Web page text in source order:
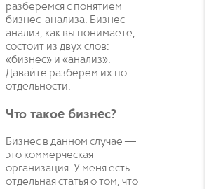
разберемся с понятием
бизнес-анализа. Бизнес-
анализ, как вы понимаете,
состоит из двух слов:
«бизнес» и «анализ».
Давайте разберем их по
отдельности.
Что такое бизнес?
Бизнес в данном случае —
это коммерческая
организация. У меня есть
отдельная статья о том, что